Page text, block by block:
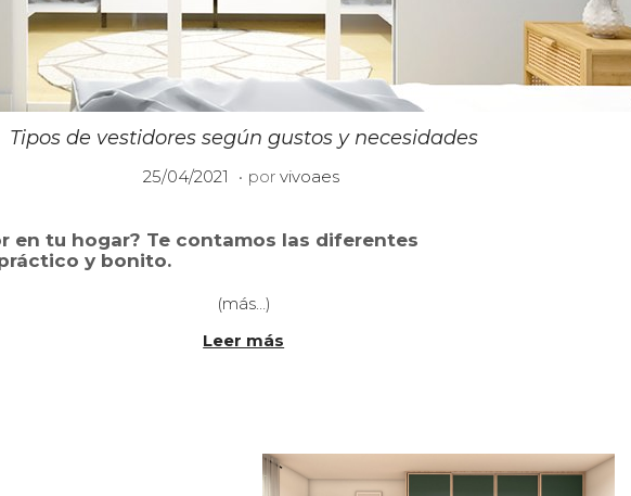
Tipos de vestidores según gustos y necesidades
P
i
25/04/2021
2
0
2
2
. por vivoaes
en tu hogar? Te contamos las diferentes
y bonito.
(más…)
Leer más